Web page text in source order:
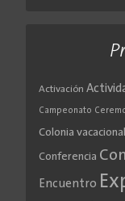
Activación
Campeonato
Colonia vacacional
Conferencia
Encuentro